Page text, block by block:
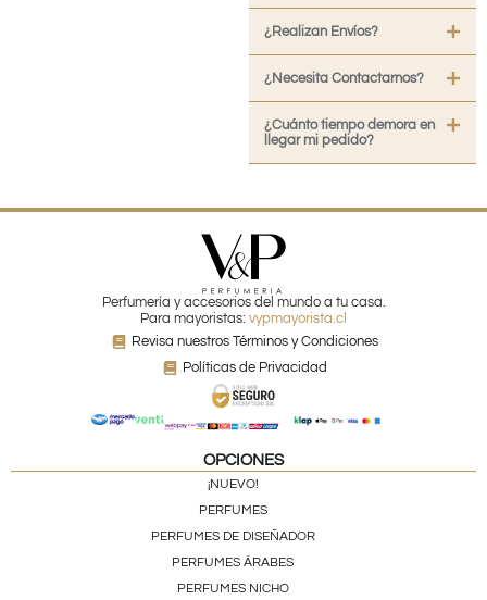
¿Realizan Envíos?
¿Necesita Contactarnos?
¿Cuánto tiempo demora en
llegar mi pedido?
Perfumería y accesorios del mundo a tu casa.
Para mayoristas: vypmayorista.cl
Revisa nuestros Términos y Condiciones
Políticas de Privacidad
OPCIONES
¡NUEVO!
PERFUMES
PERFUMES DE DISEÑADOR
PERFUMES ÁRABES
PERFUMES NICHO